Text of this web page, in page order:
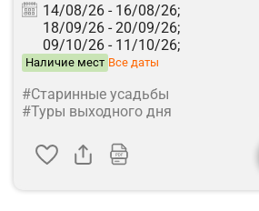
14/08/26 - 16/08/26;
18/09/26 - 20/09/26;
09/10/26 - 11/10/26;
Наличие мест Все даты
#Старинные усадьбы
#Туры выходного дня